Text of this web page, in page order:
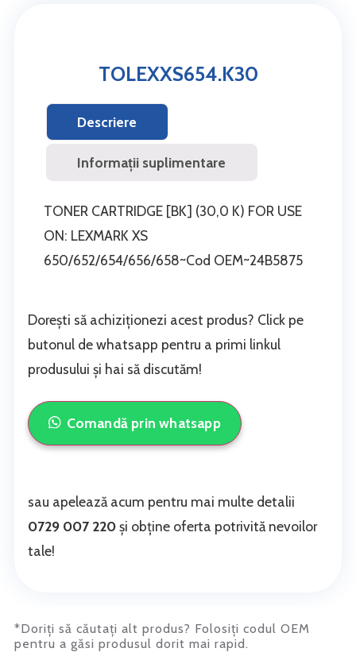
TOLEXXS654.K30
Descriere
Informații suplimentare
TONER CARTRIDGE [BK] (30,0 K) FOR USE
ON: LEXMARK XS
650/652/654/656/658~Cod OEM~24B5875
Dorești să achiziționezi acest produs? Click pe
butonul de whatsapp pentru a primi linkul
produsului și hai să discutăm!
Comandă prin whatsapp
sau apelează acum pentru mai multe detalii
0729 007 220și obține oferta potrivită nevoilor
tale!
*Doriți să căutați alt produs? Folosiți codul OEM
pentru a găsi produsul dorit mai rapid.